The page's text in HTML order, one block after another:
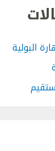
البولية